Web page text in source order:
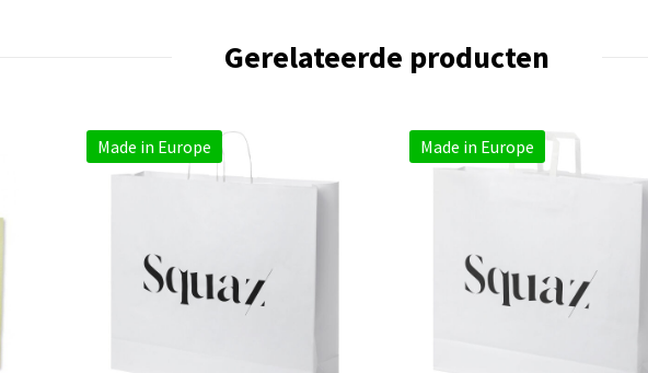
Gerelateerde producten
Made in Europe Made in Europe